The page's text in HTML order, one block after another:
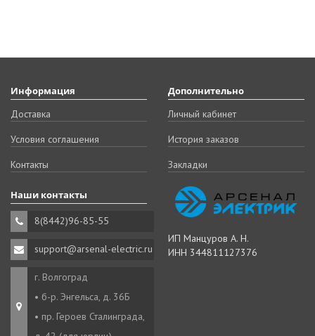
Информация
Доставка
Условия соглашения
Контакты
Дополнительно
Личный кабинет
История заказов
Закладки
Наши контакты
8(8442)96-85-55
support@arsenal-electric.ru
г. Волгоград
• б-р. Энгельса, д. 36Б
• пр. Героев Сталинграда,
ИП Манцуров А. Н.
ИНН 344811127376